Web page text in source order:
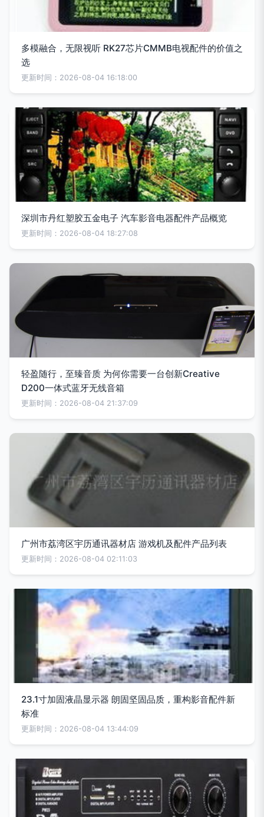
多模融合，无限视听 RK27芯片CMMB电视配件的价值之
选
更新时间：2026-08-04 16:18:00
深圳市丹红塑胶五金电子 汽车影音电器配件产品概览
更新时间：2026-08-04 18:27:08
轻盈随行，至臻音质 为何你需要一台创新Creative
D200一体式蓝牙无线音箱
更新时间：2026-08-04 21:37:09
广州市荔湾区宇历通讯器材店 游戏机及配件产品列表
更新时间：2026-08-04 02:11:03
23.1寸加固液晶显示器 朗固坚固品质，重构影音配件新
标准
更新时间：2026-08-04 13:44:09